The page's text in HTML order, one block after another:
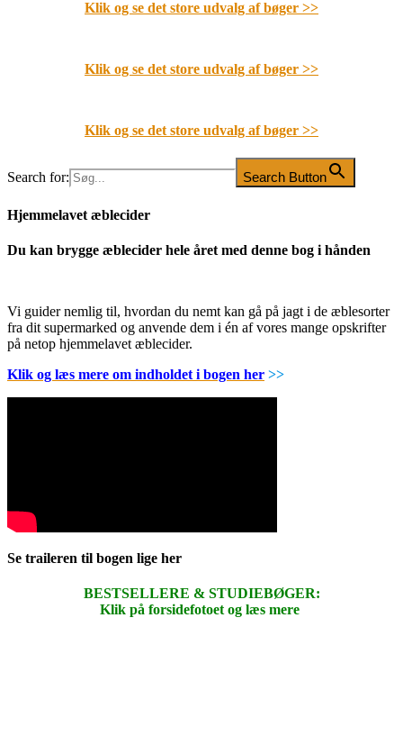
Klik og se det store udvalg af bøger >>
Klik og se det store udvalg af bøger >>
Klik og se det store udvalg af bøger >>
Search for: Search Button
Hjemmelavet æblecider
Du kan brygge æblecider hele året med denne bog i hånden
Vi guider nemlig til, hvordan du nemt kan gå på jagt i de æblesorter
fra dit supermarked og anvende dem i én af vores mange opskrifter
på netop hjemmelavet æblecider.
Klik og læs mere om indholdet i bogen her >>
Se traileren til bogen lige her
BESTSELLERE & STUDIEBØGER:
Klik på forsidefotoet og læs mere